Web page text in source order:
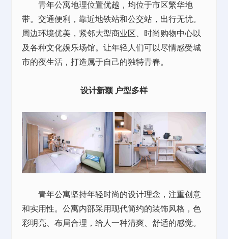
青年公寓地理位置优越，均位于市区繁华地
带。交通便利，靠近地铁站和公交站，出行无忧。
周边环境优美，紧邻大型商业区、时尚购物中心以
及各种文化娱乐场馆。让年轻人们可以尽情感受城
市的夜生活，打造属于自己的独特青春。
设计新颖 户型多样
青年公寓坚持年轻时尚的设计理念，注重创意
和实用性。公寓内部采用现代简约的装饰风格，色
彩明亮、布局合理，给人一种清爽、舒适的感觉。